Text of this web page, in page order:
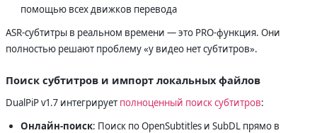
помощью всех движков перевода
ASR-субтитры в реальном времени — это PRO-функция. Они
полностью решают проблему «у видео нет субтитров».
Поиск субтитров и импорт локальных файлов
DualPiP v1.7 интегрирует полноценный поиск субтитров:
Онлайн-поиск: Поиск по OpenSubtitles и SubDL прямо в